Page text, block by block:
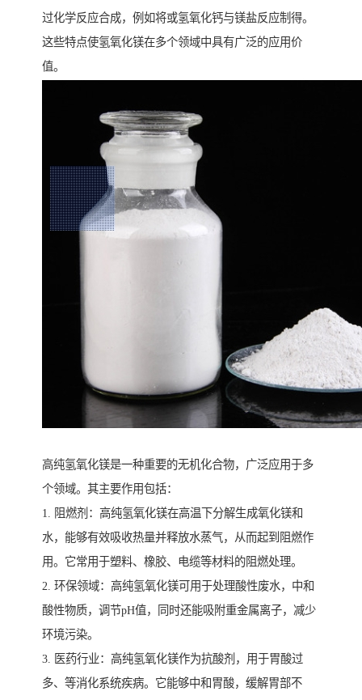
过化学反应合成，例如将或氢氧化钙与镁盐反应制得。
这些特点使氢氧化镁在多个领域中具有广泛的应用价
值。
高纯氢氧化镁是一种重要的无机化合物，广泛应用于多
个领域。其主要作用包括：
1. 阻燃剂：高纯氢氧化镁在高温下分解生成氧化镁和
水，能够有效吸收热量并释放水蒸气，从而起到阻燃作
用。它常用于塑料、橡胶、电缆等材料的阻燃处理。
2. 环保领域：高纯氢氧化镁可用于处理酸性废水，中和
酸性物质，调节pH值，同时还能吸附重金属离子，减少
环境污染。
3. 医药行业：高纯氢氧化镁作为抗酸剂，用于胃酸过
多、等消化系统疾病。它能够中和胃酸，缓解胃部不